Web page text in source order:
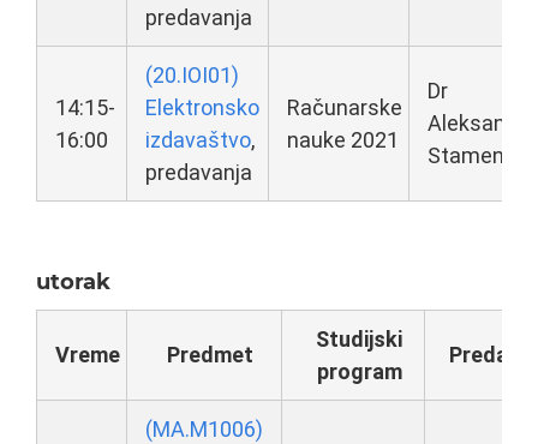
predavanja
14:15-
16:00
(20.IOI01)
Elektronsko
izdavaštvo,
predavanja
Računarske
nauke 2021
Dr
Aleksandar
utorak
Vreme Predmet
Studijski
program
(MA.M1006)